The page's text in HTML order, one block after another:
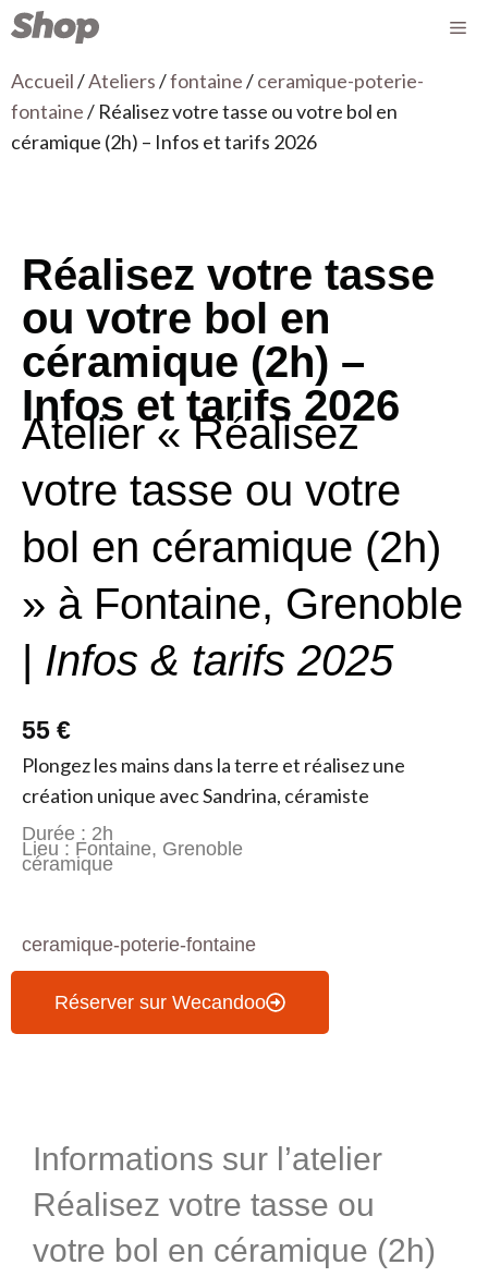
Accueil/Ateliers/fontaine/ceramique-poterie-
fontaine/ Réalisez votre tasse ou votre bol en
céramique (2h) – Infos et tarifs 2026
Réalisez votre tasse
ou votre bol en
céramique (2h) –
Infos et tarifs 2026
Atelier « Réalisez
votre tasse ou votre
bol en céramique (2h)
» à Fontaine, Grenoble
| Infos & tarifs 2025
55 €
Plongez les mains dans la terre et réalisez une
création unique avec Sandrina, céramiste
Durée : 2h
Lieu : Fontaine, Grenoble
céramique
ceramique-poterie-fontaine
Réserver sur Wecandoo
Informations sur l’atelier
Réalisez votre tasse ou
votre bol en céramique (2h)